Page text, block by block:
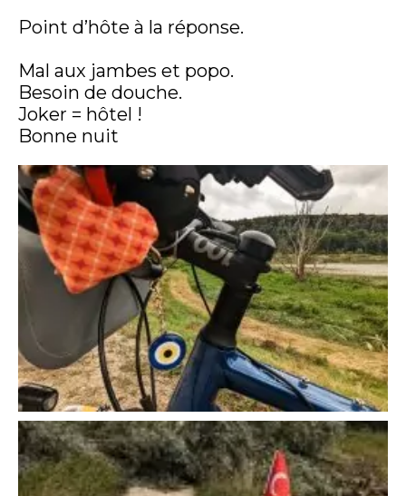
Point d’hôte à la réponse.
Mal aux jambes et popo.
Besoin de douche.
Joker = hôtel !
Bonne nuit